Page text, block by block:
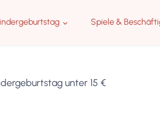
Spiele &
unter 15 €